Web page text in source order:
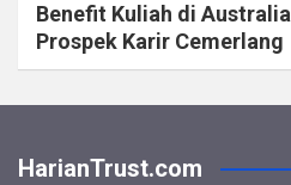
Benefit Kuliah di
Prospek Karir Cemerlang
HarianTrust.com